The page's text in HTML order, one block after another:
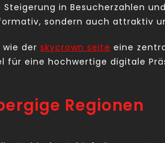
in Besucherzahlen
sondern auch attraktiv
der skycrown seite eine
eine hochwertige digitale
Regionen